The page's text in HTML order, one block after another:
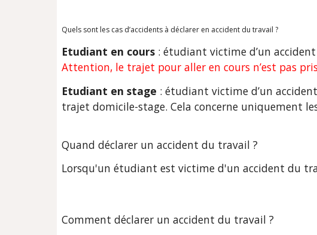
Quels sont les cas d’accidents à déclarer en accident du travail ?
Etudiant en cours: étudiant victime d’un accident
Attention, le trajet pour aller en cours n’est pas
Etudiant en stage : étudiant victime d’un
trajet domicile-stage. Cela concerne uniquement
Quand déclarer un accident du travail ?
Lorsqu'un étudiant est victime d'un accident du
Comment déclarer un accident du travail ?